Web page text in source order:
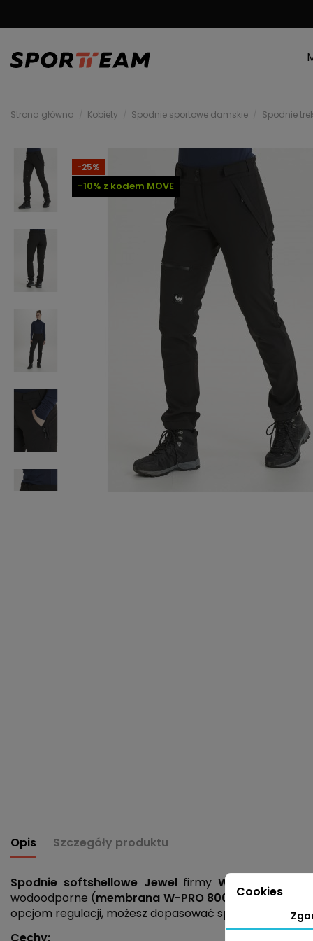
Strona główna Kobiety Spodnie sportowe damskie Spodnie
-25%
-10% z kodem MOVE
Opis Szczegóły produktu
Spodnie softshellowe Jewel firmy Whistler
są
wodoodporne (membrana W-PRO 8000), dzięki
opcjom regulacji, możesz dopasować spodnie w
Cookies